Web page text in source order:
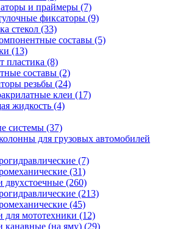
и праймеры (7)
фиксаторы (9)
стекол (33)
составы (5)
(13)
пластика (8)
составы (2)
резьбы (24)
клеи (17)
жидкость (4)
системы (37)
для грузовых автомобилей
(7)
(31)
(260)
(213)
(45)
мототехники (12)
канавные (на яму) (29)